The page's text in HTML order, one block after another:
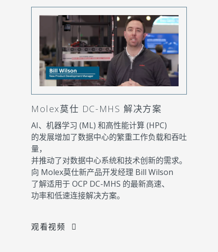
Molex莫仕 DC-MHS 解决方案
AI、机器学习 (ML) 和高性能计算 (HPC)
的发展增加了数据中心的繁重工作负载和吞吐
量，
并推动了对数据中心系统和技术创新的需求。
向 Molex莫仕新产品开发经理 Bill Wilson
了解适用于 OCP DC-MHS 的最新高速、
功率和低速连接解决方​​案。
观看视频